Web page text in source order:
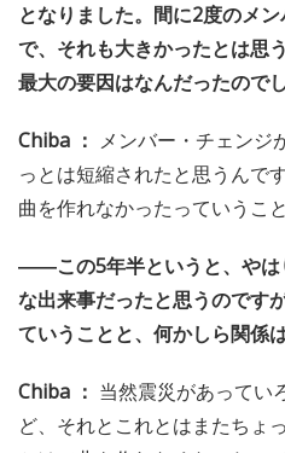
となりました。間に2度のメ
で、それも大きかったとは思
最大の要因はなんだったので
Chiba ： メンバー・チェンジ
っとは短縮されたと思うんで
曲を作れなかったっていうこ
――この5年半というと、やは
な出来事だったと思うのです
ていうことと、何かしら関係
Chiba ： 当然震災があってい
ど、それとこれとはまたちょ